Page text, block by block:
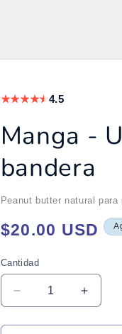
★★★★★4.5
Manga -
bandera
Peanut butter natural
Precio
$20.00 USD
Cantidad
Cantidad
Reducir
cantidad
para
para